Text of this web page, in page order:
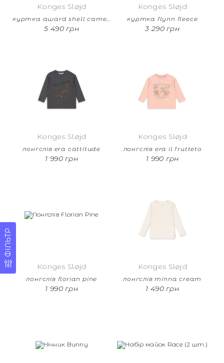
ФІЛЬТР
Konges Sløjd
5 490 грн
Konges Sløjd
куртка flynn fleece
3 290 грн
Konges Sløjd
лонгслів era cattitude
1 990 грн
Konges Sløjd
лонгслів era il frutteto
1 990 грн
Konges Sløjd
лонгслів florian pine
1 990 грн
Konges Sløjd
лонгслів minna cream
1 490 грн